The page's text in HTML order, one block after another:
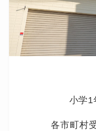
小学1
各市町村